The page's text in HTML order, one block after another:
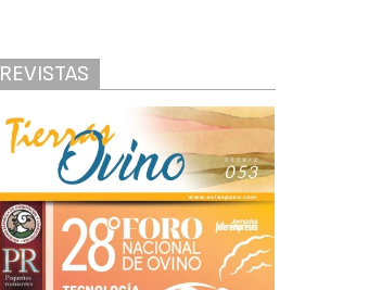
REVISTAS